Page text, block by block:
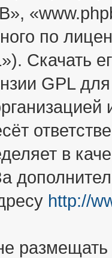
по
Скачать
GPL
в
http://